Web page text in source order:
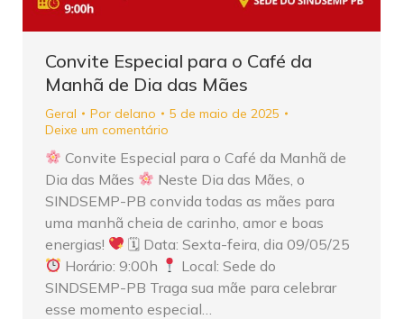
Convite Especial para o Café da
Manhã de Dia das Mães
Geral Por delano
5 de maio de 2025
Deixe um comentário
Convite Especial para o Café da Manhã de
Dia das Mães
Neste Dia das Mães, o
SINDSEMP-PB convida todas as mães para
uma manhã cheia de carinho, amor e boas
energias!
🗓 Data: Sexta-feira, dia 09/05/25
Horário: 9:00h
Local: Sede do
SINDSEMP-PB Traga sua mãe para celebrar
esse momento especial…